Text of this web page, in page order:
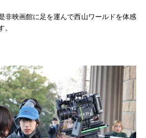
非映画館に足を運んで西山ワールドを体感
。